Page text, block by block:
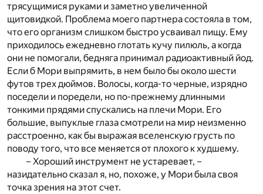
трясущимися руками и заметно увеличенной
щитовидкой. Проблема моего партнера состояла в том,
что его организм слишком быстро усваивал пищу. Ему
приходилось ежедневно глотать кучу пилюль, а когда
они не помогали, бедняга принимал радиоактивный йод.
Если б Мори выпрямить, в нем было бы около шести
футов трех дюймов. Волосы, когда-то черные, изрядно
поседели и поредели, но по-прежнему длинными
тонкими прядями спускались на плечи Мори. Его
большие, выпуклые глаза смотрели на мир неизменно
расстроенно, как бы выражая вселенскую грусть по
поводу того, что все меняется от плохого к худшему.
– Хороший инструмент не устаревает, –
назидательно сказал я, но, похоже, у Мори была своя
точка зрения на этот счет.